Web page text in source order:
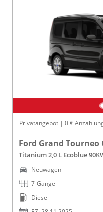
Privatangebot | 0 €
Ford Grand Tourneo
Titanium 2,0 L Ecoblue
Neuwagen
7-Gänge
Diesel